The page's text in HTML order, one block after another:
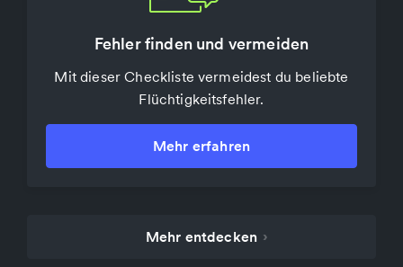
Fehler finden und vermeiden
Mit dieser Checkliste vermeidest du beliebte
Flüchtigkeitsfehler.
Mehr erfahren
Interviews transkribieren
Konvertiere deine Audio- und Videodateien
automatisch zu Text.
Mehr erfahren
Mehr entdecken ›